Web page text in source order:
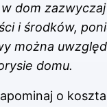
dom
i środków,
można
domu.
o